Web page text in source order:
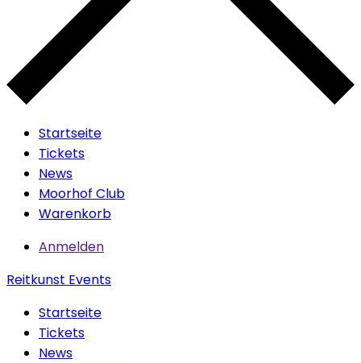
Startseite
Tickets
News
Moorhof Club
Warenkorb
Anmelden
Reitkunst Events
Startseite
Tickets
News